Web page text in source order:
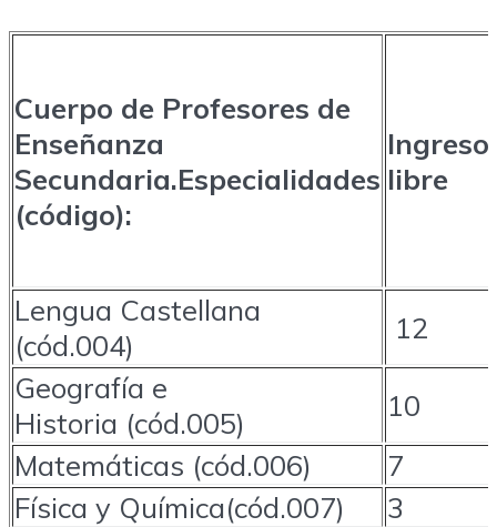
Cuerpo de Profesores de
Enseñanza
Secundaria.Especialidades
(código):
Ingreso
libre
Lengua Castellana
(cód.004)
12
Geografía e
Historia (cód.005)
10
Matemáticas (cód.006)
7
Física y Química(cód.007)
3